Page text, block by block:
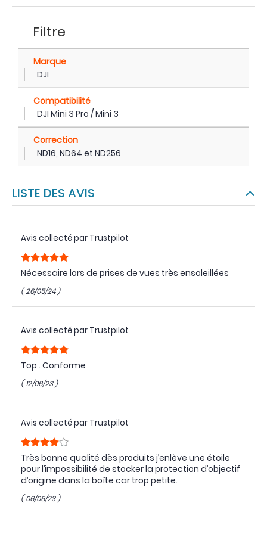
Filtre
Marque
DJI
Compatibilité
DJI Mini 3 Pro / Mini 3
Correction
ND16, ND64 et ND256
LISTE DES AVIS
Avis collecté par Trustpilot
Nécessaire lors de prises de vues très ensoleillées
( 26/05/24 )
Avis collecté par Trustpilot
Top . Conforme
( 12/06/23 )
Avis collecté par Trustpilot
Très bonne qualité dès produits j’enlève une étoile
pour l’impossibilité de stocker la protection d’objectif
d’origine dans la boîte car trop petite.
( 06/06/23 )